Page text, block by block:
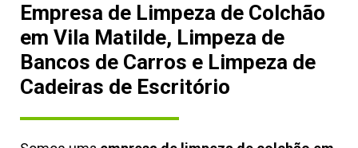
Empresa de Limpeza de Colchão
em Vila Matilde, Limpeza de
Bancos de Carros e Limpeza de
Cadeiras de Escritório